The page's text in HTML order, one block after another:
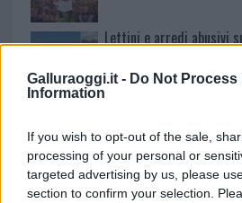
Galluraoggi.it - Do Not Process
Information
If you wish to opt-out of the sale,
processing of your personal or
targeted advertising by us, please
section to confirm your selection.
Lettini e arredi abusivi
tenne lontano dalla